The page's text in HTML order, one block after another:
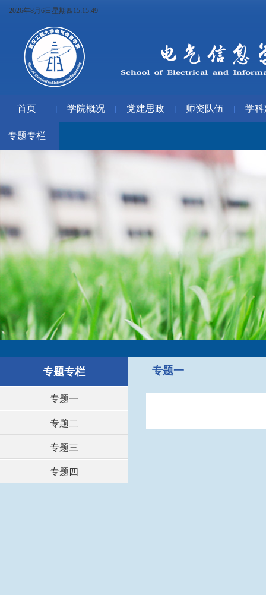
2026年8月6日星期四15:15:49
首页 | 学院概况 | 党建思政 | 师资队伍 | 学
专题专栏
专题专栏
专题一
专题二
专题三
专题四
专题一